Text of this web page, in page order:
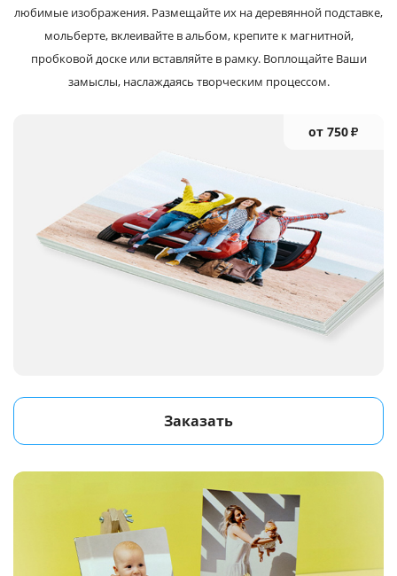
любимые изображения. Размещайте их на деревянной подставке,
мольберте, вклеивайте в альбом, крепите к магнитной,
пробковой доске или вставляйте в рамку. Воплощайте Ваши
замыслы, наслаждаясь творческим процессом.
от 750₽
Заказать